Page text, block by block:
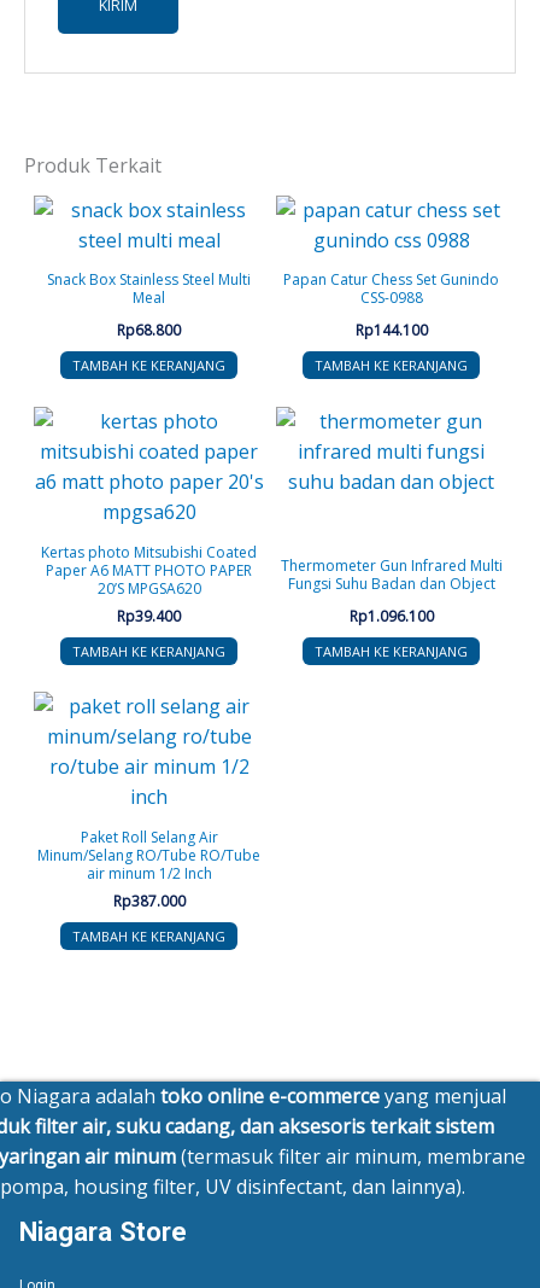
Produk Terkait
Snack Box Stainless Steel Multi
Meal
Rp68.800
TAMBAH KE KERANJANG
Papan Catur Chess Set Gunindo
CSS-0988
Rp144.100
TAMBAH KE KERANJANG
Kertas photo Mitsubishi Coated
Paper A6 MATT PHOTO PAPER
20’S MPGSA620
Rp39.400
TAMBAH KE KERANJANG
Thermometer Gun Infrared Multi
Fungsi Suhu Badan dan Object
Rp1.096.100
TAMBAH KE KERANJANG
Paket Roll Selang Air
Minum/Selang RO/Tube RO/Tube
air minum 1/2 Inch
Rp387.000
TAMBAH KE KERANJANG
Niagara adalah toko online e-commerceyang menjual
filter air, suku cadang, dan aksesoris terkait sistem
air minum(termasuk filter air minum, membrane
pompa, housing filter, UV disinfectant, dan lainnya).
Niagara Store